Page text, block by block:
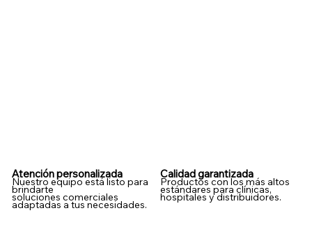
Atención personalizada
Nuestro equipo está listo para
brindarte
soluciones comerciales
adaptadas a tus necesidades.
Calidad garantizada
Productos con los más altos
estándares para clínicas,
hospitales y distribuidores.